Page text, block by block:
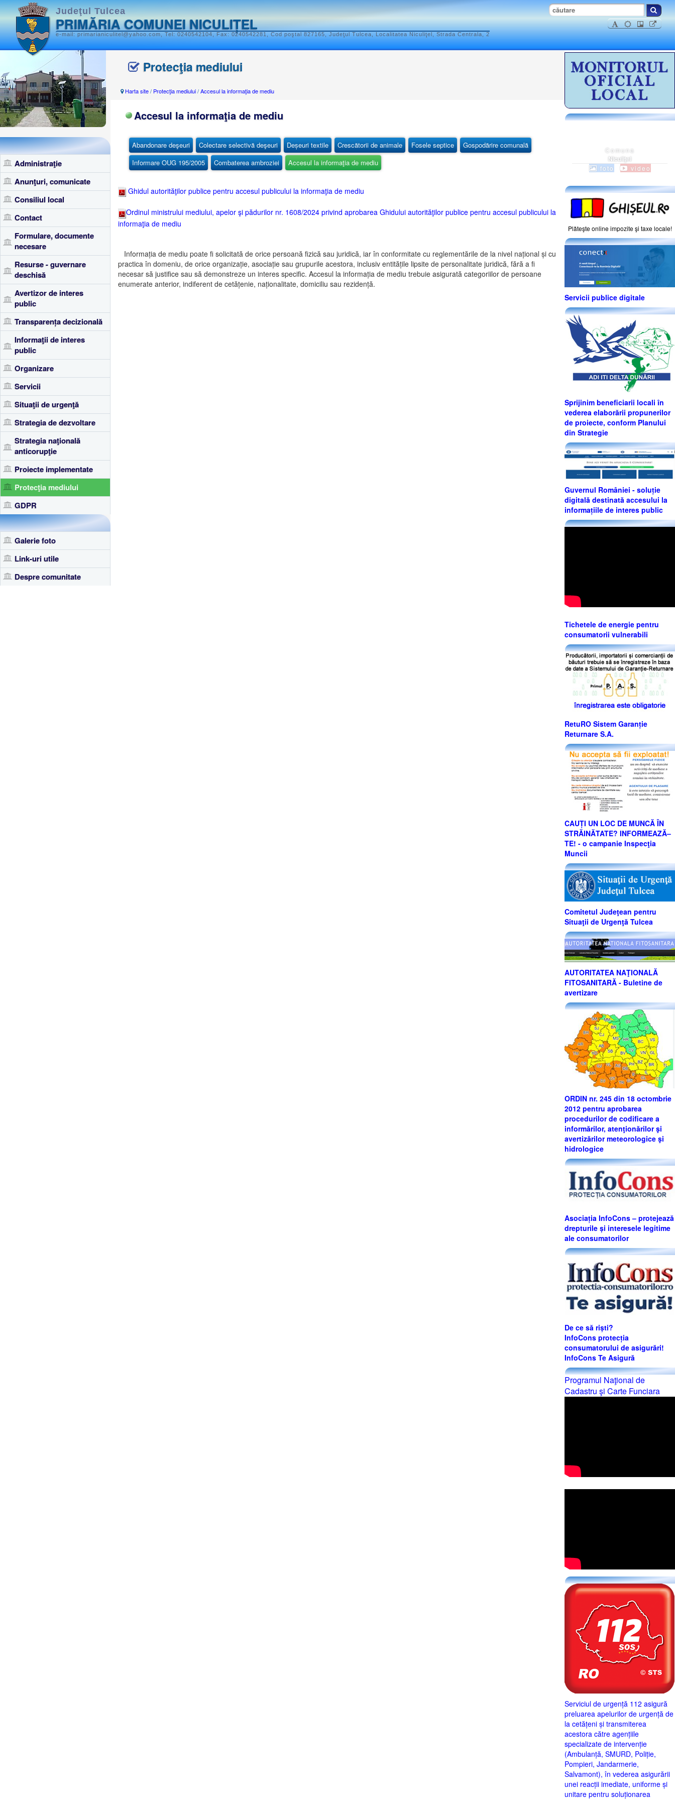
Judeţul Tulcea
PRIMĂRIA COMUNEI NICULIȚEL
e-mail: primarianiculitel@yahoo.com, Tel: 0240542104, Fax: 0240542281, Cod poştal 827165, Judeţul Tulcea, Localitatea Niculiţel, Strada Centrala, 2
Administraţie
Anunţuri, comunicate
Consiliul local
Contact
Formulare, documente
necesare
Resurse - guvernare
deschisă
Avertizor de interes
public
Transparența decizională
Informaţii de interes
public
Organizare
Servicii
Situaţii de urgenţă
Strategia de dezvoltare
Strategia naţională
anticorupţie
Proiecte implementate
Protecţia mediului
GDPR
Galerie foto
Link-uri utile
Despre comunitate
Protecţia mediului
Harta site/ Protecţia mediului/Accesul la informaţia de mediu
Accesul la informaţia de mediu
Abandonare deşeuri Colectare selectivă deşeuri Deșeuri textile Crescătorii de animale Fosele septice
Gospodărire comunală
Informare OUG 195/2005
Combaterea ambroziei Accesul la informaţia de mediu
Ghidul autorităţilor publice pentru accesul publicului la informaţia de mediu
Ordinul ministrului mediului, apelor şi pădurilor nr. 1608/2024 privind aprobarea Ghidului autorităţilor publice pentru accesul publicului la
informaţia de mediu
Informația de mediu poate fi solicitată de orice persoană fizică sau juridică, iar în conformitate cu reglementările de la nivel național și cu
practica în domeniu, de orice organizație, asociație sau grupurile acestora, inclusiv entitățile lipsite de personalitate juridică, fără a fi
necesar să justifice sau să demonstreze un interes specific. Accesul la informația de mediu trebuie asigurată categoriilor de persoane
enumerate anterior, indiferent de cetățenie, naționalitate, domiciliu sau rezidență.
Comuna
Niculiţel
foto video
Plăteşte online impozite şi taxe locale!
Servicii publice digitale
Sprijinim beneficiarii locali în
vederea elaborării propunerilor
de proiecte, conform Planului
din Strategie
Guvernul României - soluție
digitală destinată accesului la
informațiile de interes public
Tichetele de energie pentru
consumatorii vulnerabili
RetuRO Sistem Garanție
Returnare S.A.
CAUȚI UN LOC DE MUNCĂ ÎN
STRĂINĂTATE? INFORMEAZĂ–
TE! - o campanie Inspecţia
Muncii
Comitetul Judeţean pentru
Situaţii de Urgenţă Tulcea
AUTORITATEA NAŢIONALĂ
FITOSANITARĂ - Buletine de
avertizare
ORDIN nr. 245 din 18 octombrie
2012 pentru aprobarea
procedurilor de codificare a
informărilor, atenţionărilor şi
avertizărilor meteorologice şi
hidrologice
Asociația InfoCons – protejează
drepturile și interesele legitime
ale consumatorilor
De ce să riști?
InfoCons protecția
consumatorului de asigurări!
InfoCons Te Asigură
Programul Naţional de
Cadastru şi Carte Funciara
Serviciul de urgență 112 asigură
preluarea apelurilor de urgență de
la cetățeni și transmiterea
acestora către agențiile
specializate de intervenție
(Ambulanță, SMURD, Poliție,
Pompieri, Jandarmerie,
Salvamont), în vederea asigurării
unei reacții imediate, uniforme și
unitare pentru soluționarea